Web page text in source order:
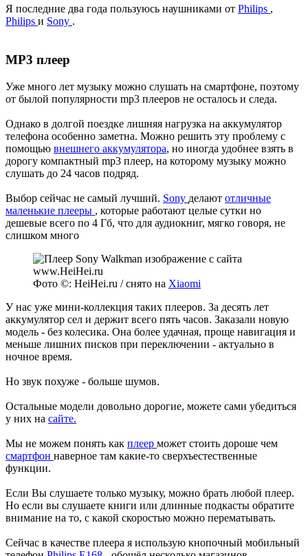
Я последние два года пользуюсь наушниками от Philips ,
Philips и Sony .
MP3 плеер
Уже много лет музыку можно слушать на смартфоне, поэтому
от былой популярности mp3 плееров не осталось и следа.
Однако в долгой поездке лишняя нагрузка на аккумулятор
телефона особенно заметна. Можно решить эту проблему с
помощью внешнего аккумулятора, но иногда удобнее взять в
дорогу компактный mp3 плеер, на которому музыку можно
слушать до 24 часов подряд.
Выбор сейчас не самый лучший. Sony делают отличные
маленькие плееры , которые работают целые сутки но
дешевые всего по 4 Гб, что для аудиокниг, мягко говоря, не
слишком много
Фото ©: HeiHei.ru / снято на Xiaomi
У нас уже мини-коллекция таких плееров. За десять лет
аккумулятор сел и держит всего пять часов. Заказали новую
модель - без колесика. Она более удачная, проще навигация и
меньше лишних писков при переключении - актуально в
ночное время.
Но звук похуже - больше шумов.
Остальные модели довольно дорогие, можете сами убедиться
у них на сайте.
Мы не можем понять как плеер может стоить дороше чем
смартфон наверное там какие-то сверхъестественные
функции.
Если Вы слушаете только музыку, можно брать любой плеер.
Но если вы слушаете книги или длинные подкасты обратите
внимание на то, с какой скоростью можно перематывать.
Сейчас в качестве плеера я использую кнопочный мобильный